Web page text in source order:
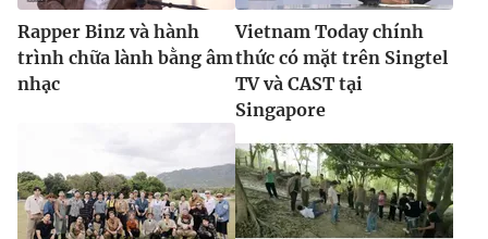
Rapper Binz và hành
trình chữa lành bằng âm
nhạc
Vietnam Today chính
thức có mặt trên Singtel
TV và CAST tại
Singapore